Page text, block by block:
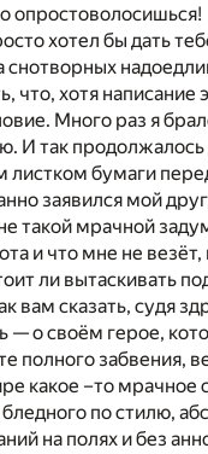
опростоволосишься!
хотел бы дать
снотворных
что, хотя
Много раз я
И так
листком бумаги
заявился мой
такой мрачной
и что мне не
ли вытаскивать
вам сказать, судя
— о своём герое,
полного забвения,
какое –то
бледного по стилю,
на полях и без